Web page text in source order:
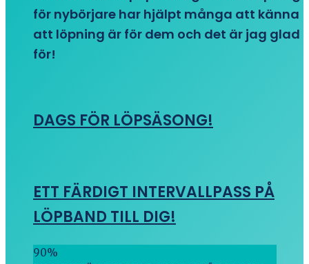
för nybörjare har hjälpt många att känna
att löpning är för dem och det är jag glad
för!
DAGS FÖR LÖPSÄSONG!
ETT FÄRDIGT INTERVALLPASS PÅ
LÖPBAND TILL DIG!
90%